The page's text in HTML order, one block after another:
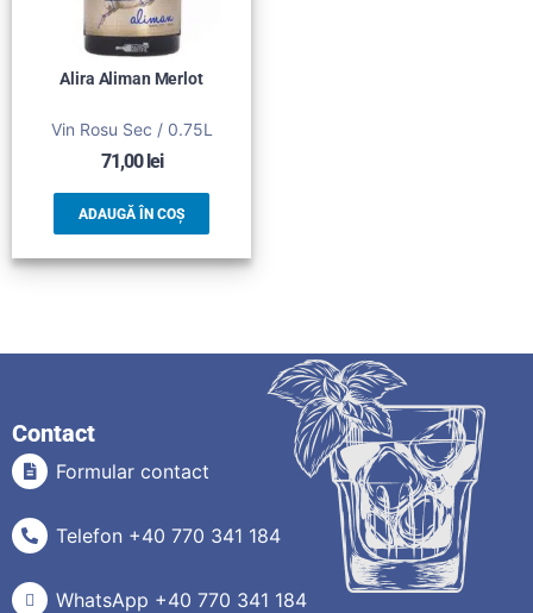
Alira Aliman Merlot
Vin Rosu Sec / 0.75L
71,00lei
ADAUGĂ ÎN COȘ
Contact
Formular contact
Telefon +40 770 341 184
WhatsApp +40 770 341 184